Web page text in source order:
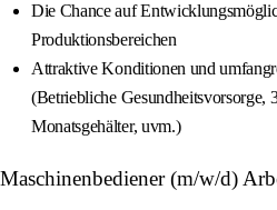
Die Chance auf
Produktionsbereichen
Attraktive Konditionen und
(Betriebliche Gesundheitsvorsorge,
Monatsgehälter, uvm.)
Maschinenbediener (m/w/d)